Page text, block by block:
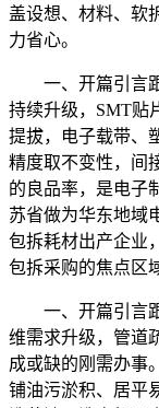
盖设想、材料、软
力省心。
一、开篇引言跟
持续升级，SMT贴
提拔，电子载带、
精度取不变性，间
的良品率，是电子
苏省做为华东地域
包拆耗材出产企业
包拆采购的焦点区
一、开篇引言跟
维需求升级，管道
成或缺的刚需办事
铺油污淤积、居平